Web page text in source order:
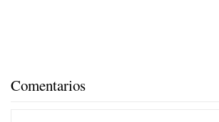
Comentarios